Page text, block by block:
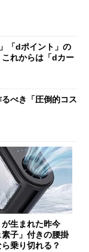
「dポイント」の
れからは「dカー
べき「圧倒的コス
が生まれた昨今
素子」付きの腰掛
乗り切れる？